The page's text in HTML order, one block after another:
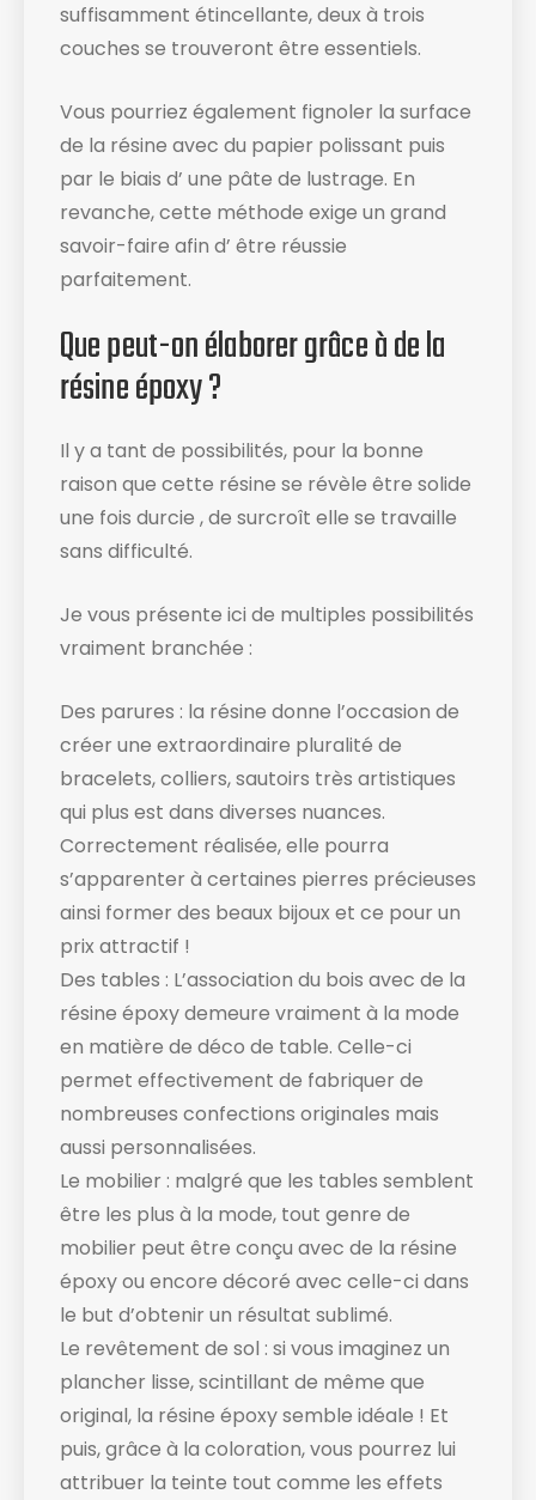
suffisamment étincellante, deux à trois
couches se trouveront être essentiels.
Vous pourriez également fignoler la surface
de la résine avec du papier polissant puis
par le biais d’ une pâte de lustrage. En
revanche, cette méthode exige un grand
savoir-faire afin d’ être réussie
parfaitement.
Que peut-on élaborer grâce à de la
résine époxy ?
Il y a tant de possibilités, pour la bonne
raison que cette résine se révèle être solide
une fois durcie , de surcroît elle se travaille
sans difficulté.
Je vous présente ici de multiples possibilités
vraiment branchée :
Des parures : la résine donne l’occasion de
créer une extraordinaire pluralité de
bracelets, colliers, sautoirs très artistiques
qui plus est dans diverses nuances.
Correctement réalisée, elle pourra
s’apparenter à certaines pierres précieuses
ainsi former des beaux bijoux et ce pour un
prix attractif !
Des tables : L’association du bois avec de la
résine époxy demeure vraiment à la mode
en matière de déco de table. Celle-ci
permet effectivement de fabriquer de
nombreuses confections originales mais
aussi personnalisées.
Le mobilier : malgré que les tables semblent
être les plus à la mode, tout genre de
mobilier peut être conçu avec de la résine
époxy ou encore décoré avec celle-ci dans
le but d’obtenir un résultat sublimé.
Le revêtement de sol : si vous imaginez un
plancher lisse, scintillant de même que
original, la résine époxy semble idéale ! Et
puis, grâce à la coloration, vous pourrez lui
attribuer la teinte tout comme les effets